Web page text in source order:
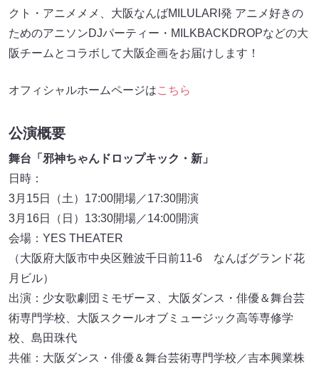
クト・アニメメメ、大阪なんばMILULARI発 アニメ好きの
ためのアニソンDJパーティー・MILKBACKDROPなどの大
阪チームとコラボして大阪企画をお届けします！
オフィシャルホームページはこちら
公演概要
舞台「邪神ちゃんドロップキック・新」
日時：
3月15日（土）17:00開場／17:30開演
3月16日（日）13:30開場／14:00開演
会場：YES THEATER
（大阪府大阪市中央区難波千日前11-6 なんばグランド花
月ビル）
出演：少女歌劇団ミモザーヌ、大阪ダンス・俳優＆舞台芸
術専門学校、大阪スクールオブミュージック高等専修学
校、島田珠代
共催：大阪ダンス・俳優＆舞台芸術専門学校／吉本興業株